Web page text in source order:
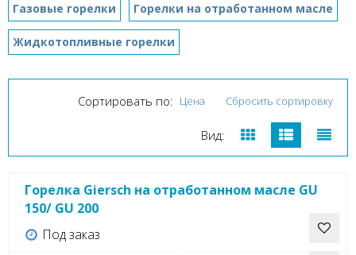
Газовые горелки Горелки на отработанном масле
Жидкотопливные горелки
Сортировать по: Цена Сбросить сортировку
Вид:
Под заказ
Горелка Giersch на отработанном масле GU
150/ GU 200